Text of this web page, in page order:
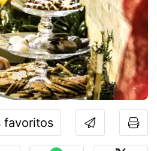
favoritos